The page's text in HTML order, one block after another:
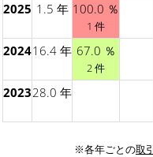
2025 1.5 年 100.0 ％
1 件
202416.4 年 67.0 ％
2 件
202328.0 年
※各年ごとの取